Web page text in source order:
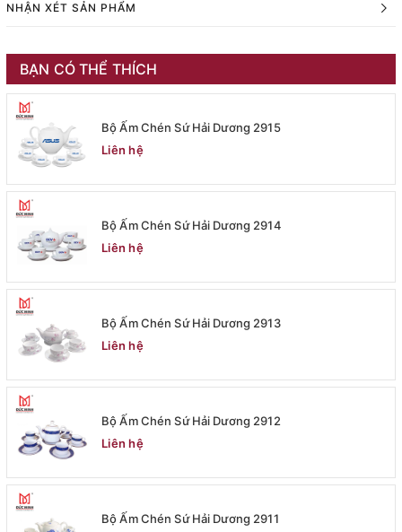
NHẬN XÉT SẢN PHẨM
BẠN CÓ THỂ THÍCH
Bộ Ấm Chén Sứ Hải Dương 2915
Liên hệ
Bộ Ấm Chén Sứ Hải Dương 2914
Liên hệ
Bộ Ấm Chén Sứ Hải Dương 2913
Liên hệ
Bộ Ấm Chén Sứ Hải Dương 2912
Liên hệ
Bộ Ấm Chén Sứ Hải Dương 2911